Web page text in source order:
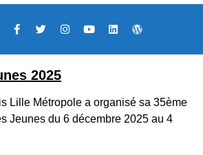
2025
Lille Métropole a organisé sa 35ème
Jeunes du 6 décembre 2025 au 4